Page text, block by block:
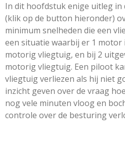
In dit hoofdstuk enige uitleg in
(klik op de button hieronder)
minimum snelheden die een
een situatie waarbij er 1 motor
motorig vliegtuig, en bij 2
motorig vliegtuig. Een piloot
vliegtuig verliezen als hij niet
inzicht geven over de vraag
nog vele minuten vloog en
controle over de besturing